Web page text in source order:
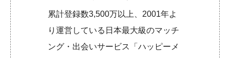
累計登録数3,500万以上、2001年よ
り運営している日本最大級のマッチ
ング・出会いサービス「ハッピーメ